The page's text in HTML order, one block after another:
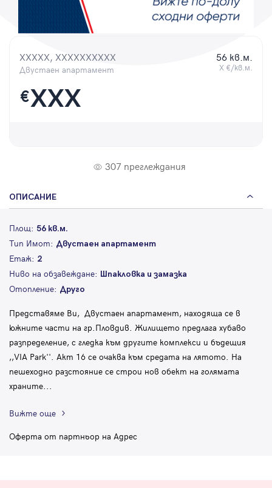
XXXXX, XXXXXXXXXX
Двустаен апартамент
56 кв.м.
X €/кв.м.
€XXX
307 преглеждания
ОПИСАНИЕ
Площ: 56 кв.м.
Тип Имот: Двустаен апартамент
Етаж: 2
Ниво на обзавеждане: Шпакловка и замазка
Отопление: Друго
Представяме Ви, Двустаен апартамент, находяща се в
южните части на гр.Пловдив. Жилището предлага хубаво
разпределение, с гледка към другите комплекси и бъдещия
,,VIA Park''. Акт 16 се очаква към средата на лятото. На
пешеходно разстояние се строи нов обект на голямата
храните...
Вижте още
Оферта от партньор на Адрес
Парола